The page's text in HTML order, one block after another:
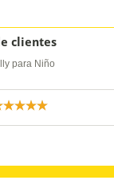
clientes
para Niño